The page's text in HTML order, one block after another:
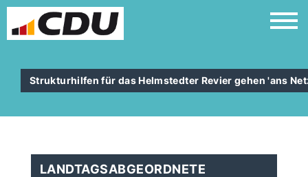
Strukturhilfen für das Helmstedter Revier gehen 'ans
LANDTAGSABGEORDNETE